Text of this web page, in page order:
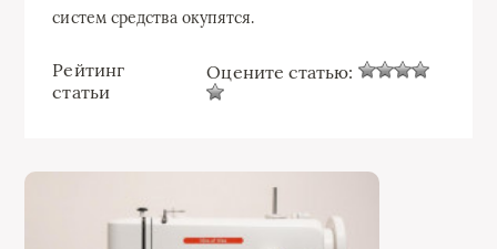
систем средства окупятся.
Рейтинг
статьи
Оцените статью: